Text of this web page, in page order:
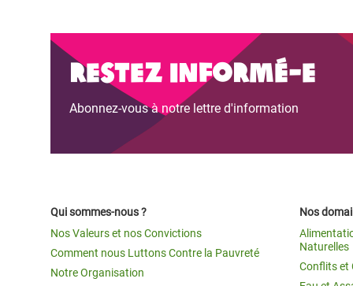
Restez informé-e
Abonnez-vous à notre lettre d'information
Qui sommes-nous ?
Nos Valeurs et nos Convictions
Comment nous Luttons Contre la Pauvreté
Notre Organisation
Nos
Naturelles
Conflits et